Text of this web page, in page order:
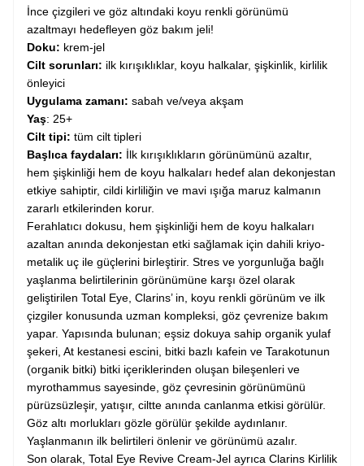
İnce çizgileri ve göz altındaki koyu renkli görünümü
azaltmayı hedefleyen göz bakım jeli!
Doku: krem-jel
Cilt sorunları: ilk kırışıklıklar, koyu halkalar, şişkinlik, kirlilik
önleyici
Uygulama zamanı: sabah ve/veya akşam
Yaş: 25+
Cilt tipi: tüm cilt tipleri
Başlıca faydaları: İlk kırışıklıkların görünümünü azaltır,
hem şişkinliği hem de koyu halkaları hedef alan dekonjestan
etkiye sahiptir, cildi kirliliğin ve mavi ışığa maruz kalmanın
zararlı etkilerinden korur.
Ferahlatıcı dokusu, hem şişkinliği hem de koyu halkaları
azaltan anında dekonjestan etki sağlamak için dahili kriyo-
metalik uç ile güçlerini birleştirir. Stres ve yorgunluğa bağlı
yaşlanma belirtilerinin görünümüne karşı özel olarak
geliştirilen Total Eye, Clarins’ in, koyu renkli görünüm ve ilk
çizgiler konusunda uzman kompleksi, göz çevrenize bakım
yapar. Yapısında bulunan; eşsiz dokuya sahip organik yulaf
şekeri, At kestanesi escini, bitki bazlı kafein ve Tarakotunun
(organik bitki) bitki içeriklerinden oluşan bileşenleri ve
myrothammus sayesinde, göz çevresinin görünümünü
pürüzsüzleşir, yatışır, ciltte anında canlanma etkisi görülür.
Göz altı morlukları gözle görülür şekilde aydınlanır.
Yaşlanmanın ilk belirtileri önlenir ve görünümü azalır.
Son olarak, Total Eye Revive Cream-Jel ayrıca Clarins Kirlilik